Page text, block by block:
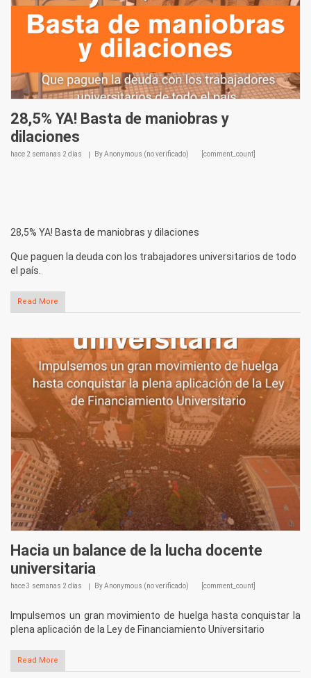
28,5% YA! Basta de maniobras y
dilaciones
hace 2 semanas 2 días ByAnonymous (no verificado) [comment_count]
28,5% YA! Basta de maniobras y dilaciones
Que paguen la deuda con los trabajadores universitarios de todo
el país.
Read More
Hacia un balance de la lucha docente
universitaria
hace3 semanas 2 días ByAnonymous (no verificado) [comment_count]
Impulsemos un gran movimiento de huelga hasta conquistar la
plena aplicación de la Ley de Financiamiento Universitario
Read More